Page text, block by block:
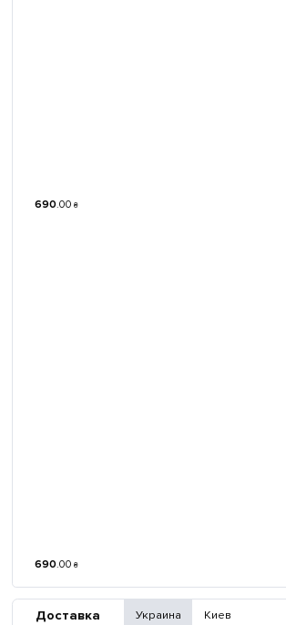
690.00 ₴
690.00 ₴
Доставка Украина Киев